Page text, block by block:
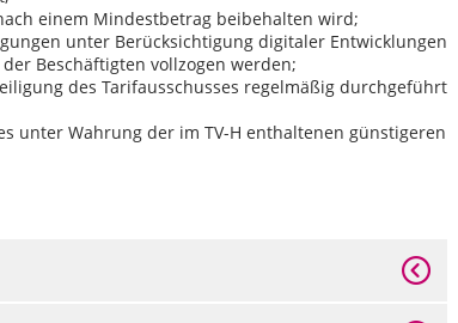
einem Mindestbetrag beibehalten wird;
unter Berücksichtigung digitaler Entwicklungen
Beschäftigten vollzogen werden;
des Tarifausschusses regelmäßig durchgeführt
unter Wahrung der im TV-H enthaltenen günstigeren